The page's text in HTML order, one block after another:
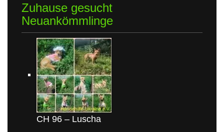
Zuhause gesucht
Neuankömmlinge
CH 96 – Luscha